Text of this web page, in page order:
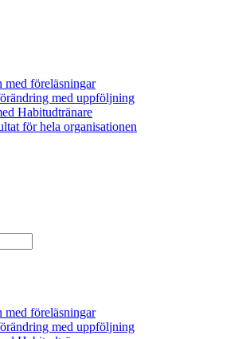
med föreläsningar
med uppföljning
Habitudtränare
för hela organisationen
med föreläsningar
med uppföljning